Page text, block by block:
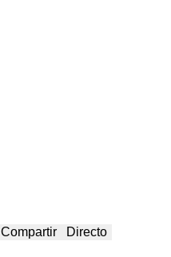
Compartir Directo